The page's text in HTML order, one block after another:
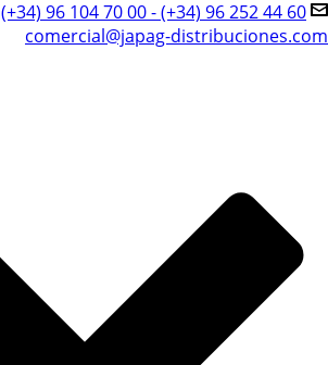
(+34) 96 104 70 00 - (+34) 96 252 44 60
comercial@japag-distribuciones.com